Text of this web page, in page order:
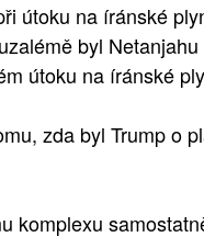
útoku na íránské
byl
útoku na íránské
zda byl Trump o
komplexu